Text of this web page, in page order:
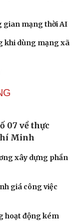
gian mạng thời AI
khi dùng mạng xã
07 về thực
Minh
xây dựng phần
giá công việc
hoạt động kém